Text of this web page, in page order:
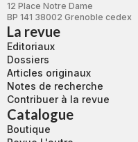
12 Place Notre Dame
BP 141 38002 Grenoble cedex
La revue
Editoriaux
Dossiers
Articles originaux
Notes de recherche
Contribuer à la revue
Catalogue
Boutique